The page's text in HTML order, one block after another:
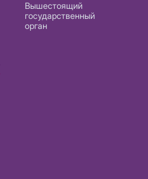
Вышестоящий
государственный
орган